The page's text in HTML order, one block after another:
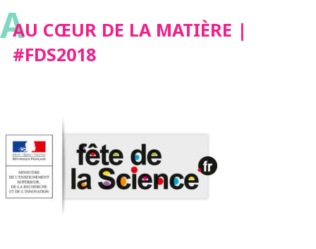
AAU CŒUR DE LA MATIÈRE |
#FDS2018